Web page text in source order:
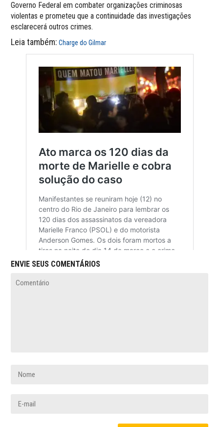
Governo Federal em combater organizações criminosas
violentas e prometeu que a continuidade das investigações
esclarecerá outros crimes.
Leia também: Charge do Gilmar
ENVIE SEUS COMENTÁRIOS